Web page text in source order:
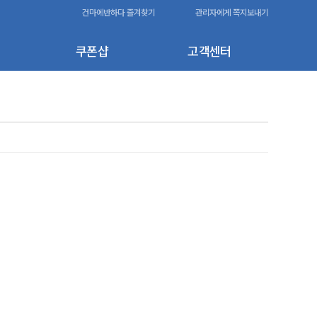
쿠폰샵 고객센터
건마에반하다 즐겨찾기 관리자에게 쪽지보내기